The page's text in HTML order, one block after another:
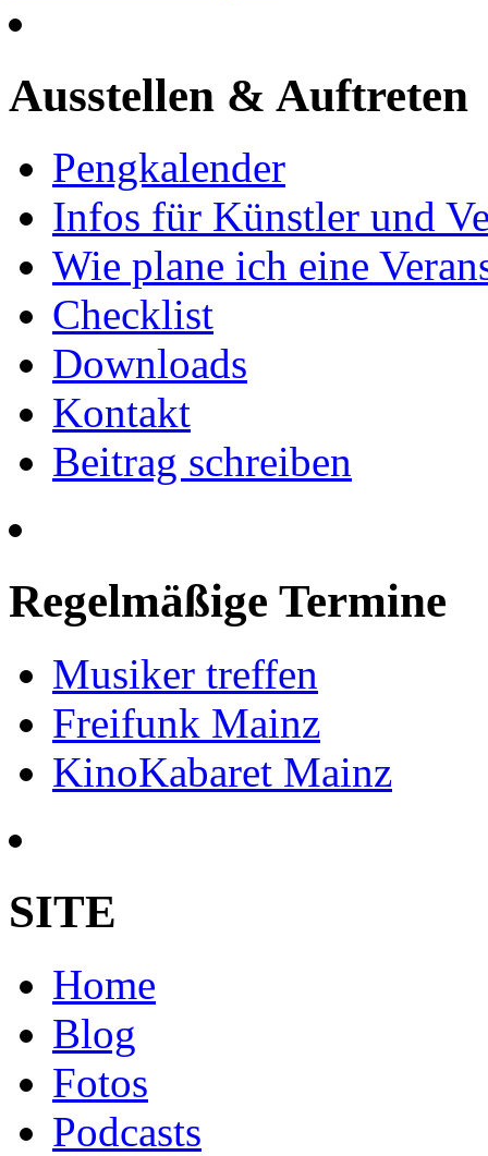
Ausstellen & Auftreten
Pengkalender
Infos für Künstler und
Wie plane ich eine
Checklist
Downloads
Kontakt
Beitrag schreiben
Regelmäßige Termine
Musiker treffen
Freifunk Mainz
KinoKabaret Mainz
SITE
Home
Blog
Fotos
Podcasts